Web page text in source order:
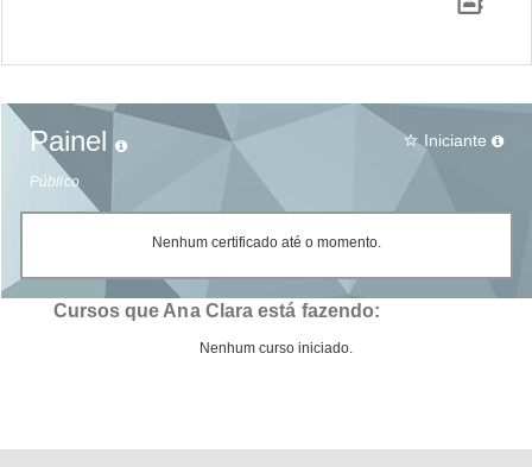
Painel
Público
star_border Iniciante
Nenhum certificado até o momento.
Cursos que Ana Clara está fazendo:
Nenhum curso iniciado.